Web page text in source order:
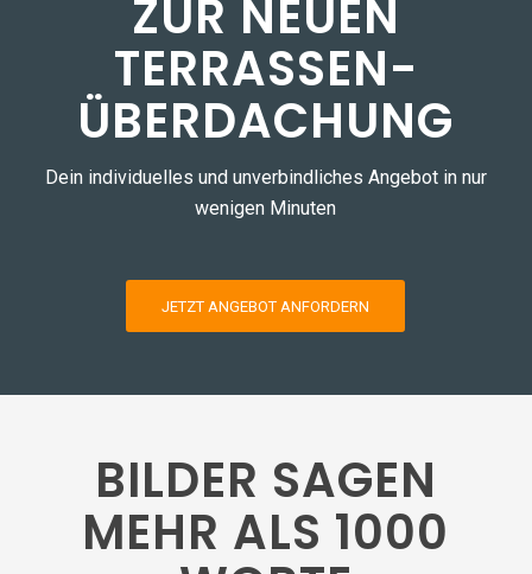
ZUR NEUEN
TERRASSEN­
ÜBERDACHUNG
Dein individuelles und unverbindliches Angebot in nur
wenigen Minuten
JETZT ANGEBOT ANFORDERN
BILDER SAGEN
MEHR ALS 1000